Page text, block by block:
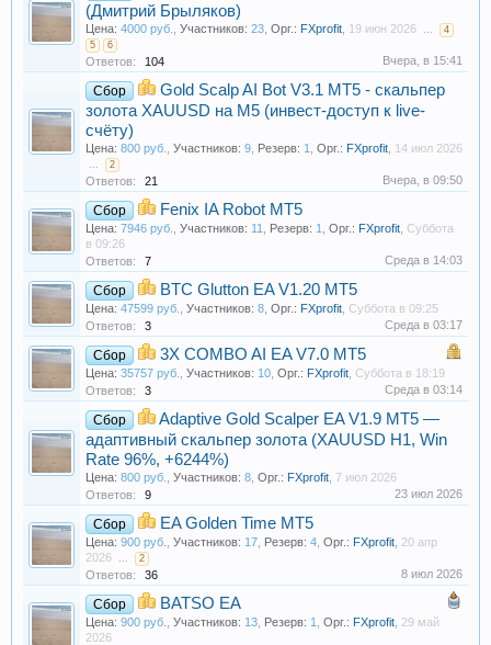
(Дмитрий Брыляков)
Цена: 4000 руб. Участников: 23 Орг.: FXprofit 19 июн 2026
4
5
6
Ответов: 104 Вчера, в 15:41
Сбор
Gold Scalp AI Bot V3.1 MT5 - скальпер
золота XAUUSD на M5 (инвест-доступ к live-
счёту)
Цена: 800 руб. Участников: 9 Резерв: 1 Орг.: FXprofit 14 июл 2026
2
Ответов: 21 Вчера, в 09:50
Сбор Fenix IA Robot MT5
Цена: 7946 руб. Участников: 11 Резерв: 1 Орг.: FXprofit Суббота
в 09:26
Ответов:
7 Среда в 14:03
Сбор BTC Glutton EA V1.20 MT5
Цена: 47599 руб. Участников: 8 Орг.: FXprofit Суббота в 09:25
Ответов:
3 Среда в 03:17
Сбор 3X COMBO AI EA V7.0 MT5
Цена: 35757 руб. Участников: 10 Орг.: FXprofit Суббота в 18:19
Ответов:
3 Среда в 03:14
Сбор
Adaptive Gold Scalper EA V1.9 MT5 —
адаптивный скальпер золота (XAUUSD H1, Win
Rate 96%, +6244%)
Цена: 800 руб. Участников: 8 Орг.: FXprofit 7 июл 2026
Ответов:
9 23 июл 2026
Сбор EA Golden Time МТ5
Цена: 900 руб. Участников: 17 Резерв: 4 Орг.: FXprofit 20 апр
2026
2
Ответов: 36 8 июл 2026
Сбор BATSO EA
Цена: 900 руб. Участников: 13 Резерв: 1 Орг.: FXprofit 29 май
2026